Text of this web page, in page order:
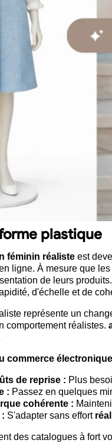
plastique
féminin réaliste est
ligne. À mesure que
de leurs produits.
d'échelle et de
représente un
comportement réalistes.
commerce
de reprise : Plus
: Passez en quelques
cohérente :
S'adapter sans effort
des catalogues à fort